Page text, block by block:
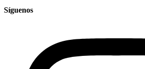
Síguenos